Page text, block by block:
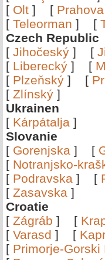
[ Olt ] [ Prahova
[ Teleorman ] [
Czech Republic
[ Jihočeský ] [
[ Liberecký ] [
[ Plzeňský ] [
[ Zlínský ]
Ukrainen
[ Kárpátalja ]
Slovanie
[ Gorenjska ] [
[ Notranjsko-
[ Podravska ] [
[ Zasavska ]
Croatie
[ Zágráb ] [
[ Varasd ] [
[ Primorje-Gorski